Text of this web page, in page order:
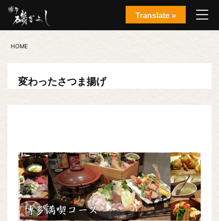
HOME
変わったさつま揚げ
Translate »